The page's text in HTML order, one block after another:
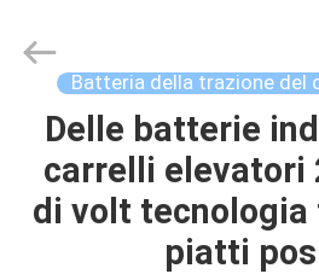
CASA
PRODOTTI
LAKER
AUTOPARTS
CO.,LIMITED.
Reserved.
Batteria della trazione del
Delle batterie
carrelli elevatori
di volt tecnologia
piatti